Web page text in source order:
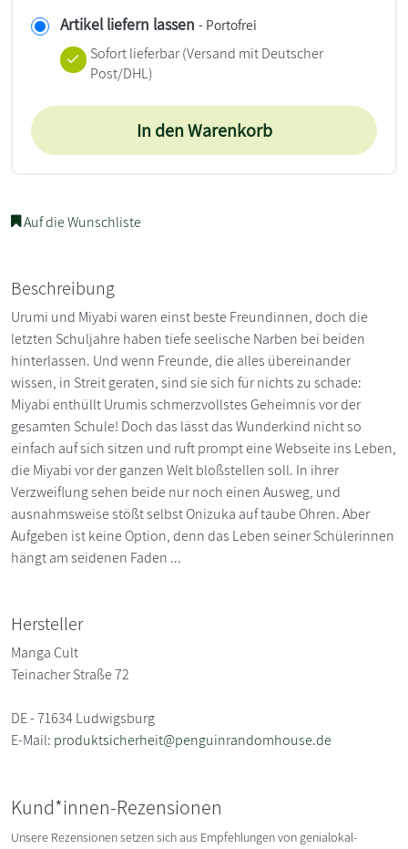
Artikel liefern lassen - Portofrei
Sofort lieferbar(Versand mit Deutscher
Post/DHL)
In den Warenkorb
Auf die Wunschliste
Beschreibung
Urumi und Miyabi waren einst beste Freundinnen, doch die
letzten Schuljahre haben tiefe seelische Narben bei beiden
hinterlassen. Und wenn Freunde, die alles übereinander
wissen, in Streit geraten, sind sie sich für nichts zu schade:
Miyabi enthüllt Urumis schmerzvollstes Geheimnis vor der
gesamten Schule! Doch das lässt das Wunderkind nicht so
einfach auf sich sitzen und ruft prompt eine Webseite ins Leben,
die Miyabi vor der ganzen Welt bloßstellen soll. In ihrer
Verzweiflung sehen beide nur noch einen Ausweg, und
ausnahmsweise stößt selbst Onizuka auf taube Ohren. Aber
Aufgeben ist keine Option, denn das Leben seiner Schülerinnen
hängt am seidenen Faden ...
Hersteller
Manga Cult
Teinacher Straße 72
DE - 71634 Ludwigsburg
E-Mail: produktsicherheit@penguinrandomhouse.de
Kund*innen-Rezensionen
Unsere Rezensionen setzen sich aus Empfehlungen von genialokal-